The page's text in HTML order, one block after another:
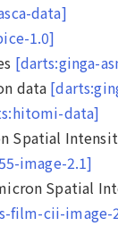
data]
1.0]
[darts:ginga-
data
data]
Spatial
image-2.1]
Spatial
film-cii-image-